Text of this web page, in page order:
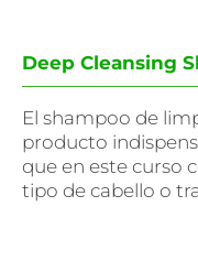
Deep Cleansing
El shampoo de
producto
que en este curso
tipo de cabello o